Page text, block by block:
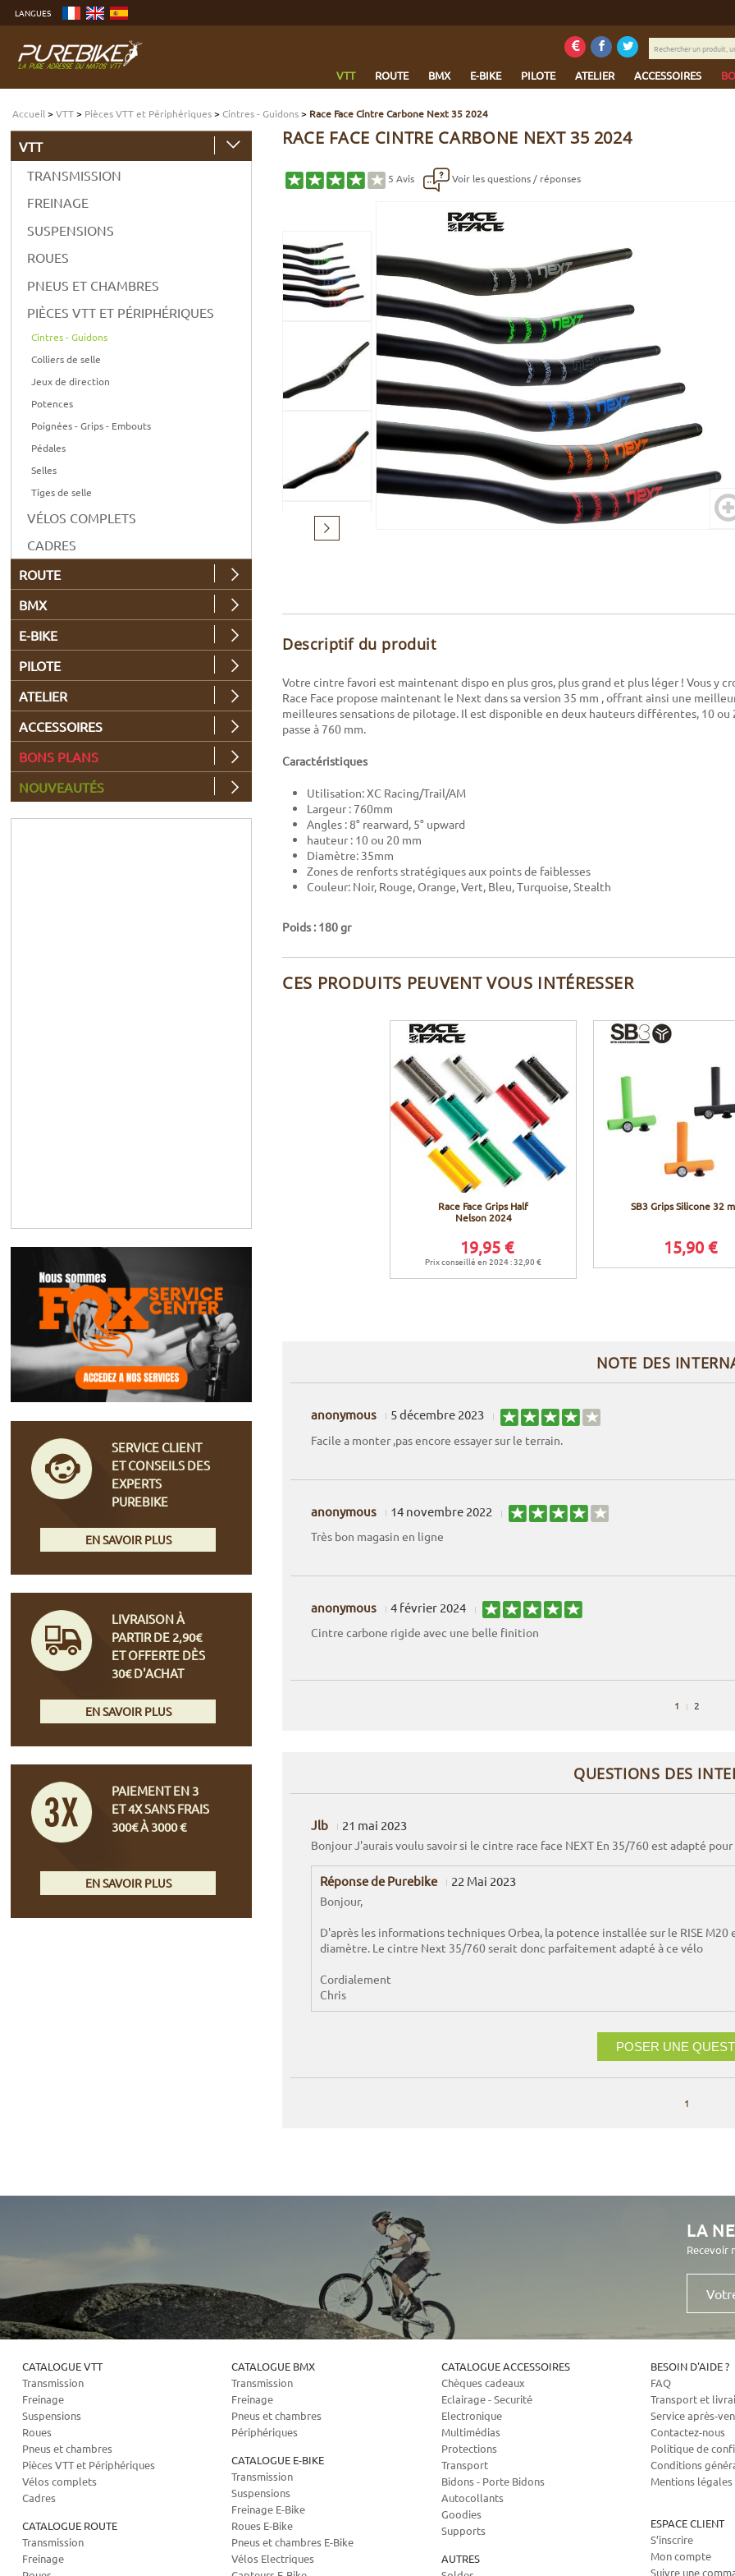
contenu
menu
Aller
LANGUES
VTT ROUTE BMX E-BIKE PILOTE ATELIER ACCESSOIRES
Rechercher
un
une
marque...
Accueil >VTT> Pièces VTT et Périphériques>Cintres - Guidons> Race Face Cintre Carbone Next 35 2024
RACE FACE CINTRE CARBONE NEXT 35 2024
5 Avis Voir les questions / réponses
Suivant
Descriptif du produit
Votre cintre favori est maintenant dispo en plus gros, plus grand et plus léger ! Vous y
Race Face propose maintenant le Next dans sa version 35 mm , offrant ainsi une
meilleures sensations de pilotage. Il est disponible en deux hauteurs différentes, 10 ou
passe à 760 mm.
Caractéristiques
Utilisation: XC Racing/Trail/AM
Largeur : 760mm
Angles : 8° rearward, 5° upward
hauteur : 10 ou 20 mm
Diamètre: 35mm
Zones de renforts stratégiques aux points de faiblesses
Couleur: Noir, Rouge, Orange, Vert, Bleu, Turquoise, Stealth
Poids : 180 gr
CES PRODUITS PEUVENT VOUS INTÉRESSER
Race Face Grips Half
Nelson 2024
19,95 €
Prix conseillé en 2024 : 32,90 €
SB3 Grips Silicone 32
15,90 €
NOTE DES
anonymous 5 décembre 2023
Facile a monter ,pas encore essayer sur le terrain.
anonymous 14 novembre 2022
Très bon magasin en ligne
anonymous 4 février 2024
Cintre carbone rigide avec une belle finition
1 2
QUESTIONS DES
Jlb 21 mai 2023
Bonjour J'aurais voulu savoir si le cintre race face NEXT En 35/760 est adapté
Réponse de Purebike 22 Mai 2023
Bonjour,
D'après les informations techniques Orbea, la potence installée sur le RISE
diamètre. Le cintre Next 35/760 serait donc parfaitement adapté à ce vélo
Cordialement
Chris
POSER UNE
1
VTT
TRANSMISSION
FREINAGE
SUSPENSIONS
ROUES
PNEUS ET CHAMBRES
PIÈCES VTT ET PÉRIPHÉRIQUES
Cintres - Guidons
Colliers de selle
Jeux de direction
Potences
Poignées - Grips - Embouts
Pédales
Selles
Tiges de selle
VÉLOS COMPLETS
CADRES
ROUTE
BMX
E-BIKE
PILOTE
ATELIER
ACCESSOIRES
BONS PLANS
NOUVEAUTÉS
SERVICE CLIENT
ET CONSEILS DES
EXPERTS
PUREBIKE
EN SAVOIR PLUS
LIVRAISON À
PARTIR DE 2,90€
ET OFFERTE DÈS
30€ D'ACHAT
EN SAVOIR PLUS
PAIEMENT EN 3
ET 4X SANS FRAIS
300€ À 3000 €
EN SAVOIR PLUS
LA
Recevoir
Votre
mail
CATALOGUE VTT
Transmission
Freinage
Suspensions
Roues
Pneus et chambres
Pièces VTT et Périphériques
Vélos complets
Cadres
CATALOGUE ROUTE
Transmission
Freinage
CATALOGUE BMX
Transmission
Freinage
Pneus et chambres
Périphériques
CATALOGUE E-BIKE
Transmission
Suspensions
Freinage E-Bike
Roues E-Bike
Pneus et chambres E-Bike
Vélos Electriques
CATALOGUE ACCESSOIRES
Chèques cadeaux
Eclairage - Securité
Electronique
Multimédias
Protections
Transport
Bidons - Porte Bidons
Autocollants
Goodies
Supports
AUTRES
BESOIN D'AIDE ?
FAQ
Transport et
Service après-
Contactez-nous
Politique de
Conditions
Mentions légales
ESPACE CLIENT
S’inscrire
Mon compte
Suivre une